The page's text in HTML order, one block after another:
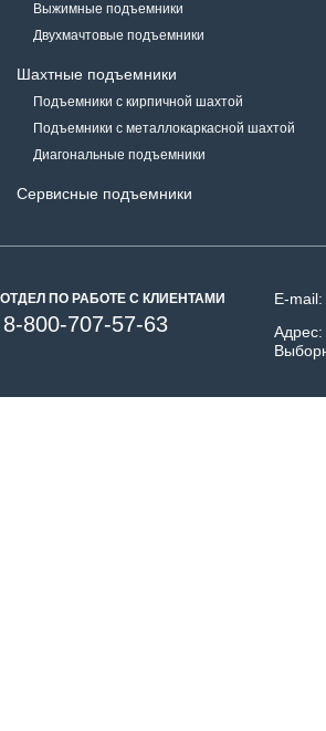
Выжимные подъемники
Двухмачтовые подъемники
Шахтные подъемники
Подъемники с кирпичной шахтой
Подъемники с металлокаркасной шахтой
Диагональные подъемники
Сервисные подъемники
ОТДЕЛ ПО РАБОТЕ С КЛИЕНТАМИ
8-800-707-57-63
E-mail:
Адрес: